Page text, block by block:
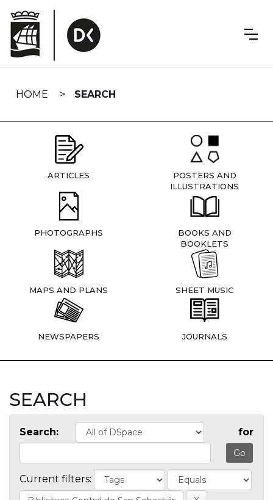
navigation
HOME SEARCH
ARTICLES
POSTERS AND
ILLUSTRATIONS
PHOTOGRAPHS
BOOKS AND
BOOKLETS
MAPS AND PLANS SHEET MUSIC
NEWSPAPERS JOURNALS
SEARCH
Search: for
Current filters: